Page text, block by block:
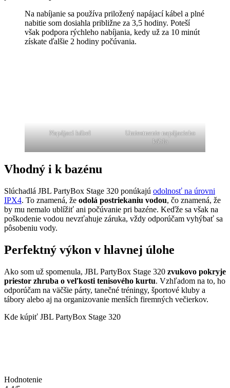
Na nabíjanie sa používa priložený napájací kábel a plné
nabitie som dosiahla približne za 3,5 hodiny. Poteší
však podpora rýchleho nabíjania, kedy už za 10 minút
získate ďalšie 2 hodiny počúvania.
Napájací kábel
Umiestnenie napájacieho
kábla
Vhodný i k bazénu
Slúchadlá JBL PartyBox Stage 320 ponúkajú odolnosť na úrovni
IPX4. To znamená, že odolá postriekaniu vodou, čo znamená, že
by mu nemalo ublížiť ani počúvanie pri bazéne. Keďže sa však na
poškodenie vodou nevzťahuje záruka, vždy odporúčam vyhýbať sa
pôsobeniu vody.
Perfektný výkon v hlavnej úlohe
Ako som už spomenula, JBL PartyBox Stage 320 zvukovo pokryje
priestor zhruba o veľkosti tenisového kurtu. Vzhľadom na to, ho
odporúčam na väčšie párty, tanečné tréningy, športové kluby a
tábory alebo aj na organizovanie menších firemných večierkov.
Kde kúpiť JBL PartyBox Stage 320
Hodnotenie